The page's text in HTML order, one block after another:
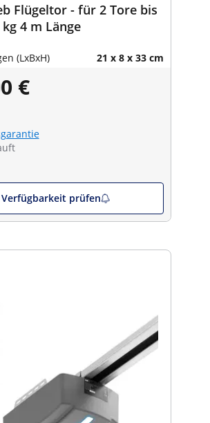
Flügeltor - für 2 Tore bis
4 m Länge
(LxBxH) 21 x 8 x 33 cm
€
Verfügbarkeit prüfen